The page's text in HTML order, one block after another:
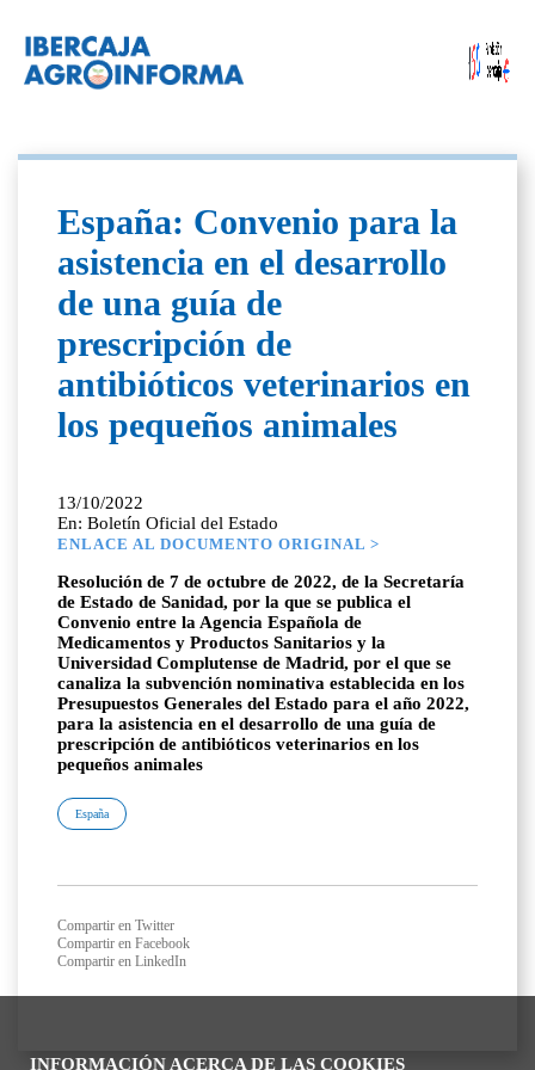
INFORMACIÓN ACERCA DE LAS COOKIES
España: Convenio para la
asistencia en el desarrollo
de una guía de
prescripción de
antibióticos veterinarios en
los pequeños animales
13/10/2022
En: Boletín Oficial del Estado
ENLACE AL DOCUMENTO ORIGINAL >
Resolución de 7 de octubre de 2022, de la Secretaría
de Estado de Sanidad, por la que se publica el
Convenio entre la Agencia Española de
Medicamentos y Productos Sanitarios y la
Universidad Complutense de Madrid, por el que se
canaliza la subvención nominativa establecida en los
Presupuestos Generales del Estado para el año 2022,
para la asistencia en el desarrollo de una guía de
prescripción de antibióticos veterinarios en los
pequeños animales
España
Compartir en Twitter
Compartir en Facebook
Compartir en LinkedIn